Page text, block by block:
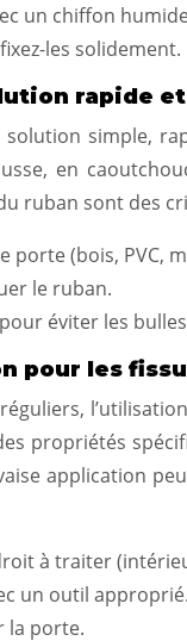
un chiffon
les solidement.
rapide
solution simple,
en
ruban sont des
porte (bois, PVC,
le ruban.
éviter les bulles
pour les
propriétés
application
à traiter
un outil approprié.
la porte.